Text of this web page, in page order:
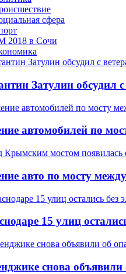
сфера
2018 в Сочи
Затулин обсудил
автомобилей по
авто по мосту
15 улиц
снова